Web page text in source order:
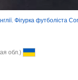
Фігурка футболіста
обл.)